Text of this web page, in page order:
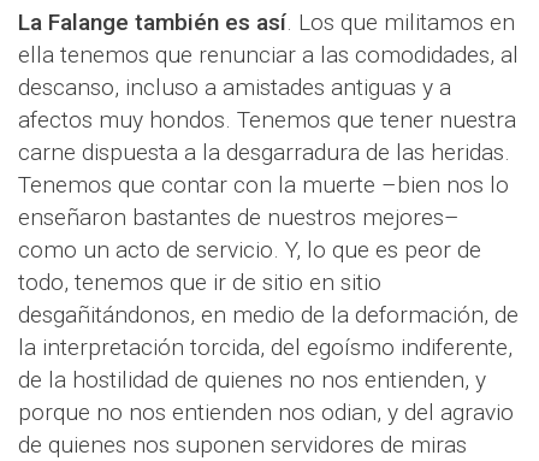
La Falange también es así. Los que militamos en
ella tenemos que renunciar a las comodidades, al
descanso, incluso a amistades antiguas y a
afectos muy hondos. Tenemos que tener nuestra
carne dispuesta a la desgarradura de las heridas.
Tenemos que contar con la muerte –bien nos lo
enseñaron bastantes de nuestros mejores–
como un acto de servicio. Y, lo que es peor de
todo, tenemos que ir de sitio en sitio
desgañitándonos, en medio de la deformación, de
la interpretación torcida, del egoísmo indiferente,
de la hostilidad de quienes no nos entienden, y
porque no nos entienden nos odian, y del agravio
de quienes nos suponen servidores de miras